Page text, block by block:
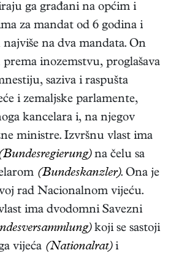
ga građani na općim i
za mandat od 6 godina i
na dva mandata. On
inozemstvu, proglašava
saziva i raspušta
i zemaljske parlamente,
kancelara i, na njegov
ministre. Izvršnu vlast ima
na čelu sa
(Bundeskanzler). Ona je
rad Nacionalnom vijeću.
ima dvodomni Savezni
koji se sastoji
vijeća (Nationalrat)i